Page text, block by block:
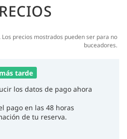
precios mostrados pueden ser para no
buceadores.
tarde
los datos de pago ahora
pago en las 48 horas
de tu reserva.